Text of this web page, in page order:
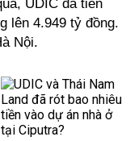
UDIC đã tiến
lên 4.949 tỷ đồng.
Nội.